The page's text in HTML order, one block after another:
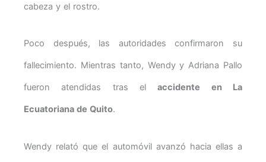
cabeza y el rostro.
Poco después, las autoridades confirmaron su
fallecimiento. Mientras tanto, Wendy y Adriana Pallo
fueron atendidas tras elaccidente en La
Ecuatoriana de Quito.
Wendy relató que el automóvil avanzó hacia ellas a